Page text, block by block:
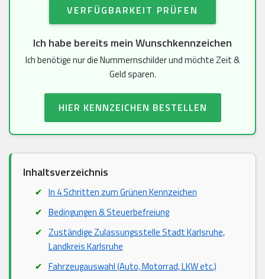
VERFÜGBARKEIT PRÜFEN
Ich habe bereits mein Wunschkennzeichen
Ich benötige nur die Nummernschilder und möchte Zeit &
Geld sparen.
HIER KENNZEICHEN BESTELLEN
Inhaltsverzeichnis
In 4 Schritten zum Grünen Kennzeichen
Bedingungen & Steuerbefreiung
Zuständige Zulassungsstelle Stadt Karlsruhe,
Landkreis Karlsruhe
Fahrzeugauswahl (Auto, Motorrad, LKW etc.)